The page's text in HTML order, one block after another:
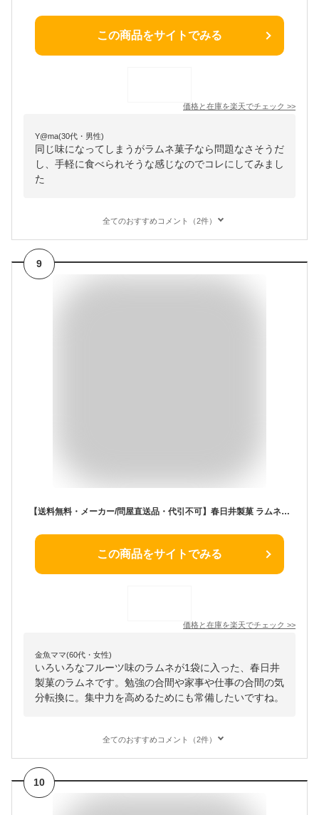
この商品をサイトでみる
価格と在庫を楽天でチェック >>
Y@ma(30代・男性)
同じ味になってしまうがラムネ菓子なら問題なさそうだ
し、手軽に食べられそうな感じなのでコレにしてみまし
た
全てのおすすめコメント（2件）
9
【送料無料・メーカー/問屋直送品・代引不可】春日井製菓 ラムネいろいろ 80g×12袋入｜ お菓子 袋 フルーツ味 ブドウ糖 ラムネ
この商品をサイトでみる
価格と在庫を楽天でチェック >>
金魚ママ(60代・女性)
いろいろなフルーツ味のラムネが1袋に入った、春日井
製菓のラムネです。勉強の合間や家事や仕事の合間の気
分転換に。集中力を高めるためにも常備したいですね。
全てのおすすめコメント（2件）
10